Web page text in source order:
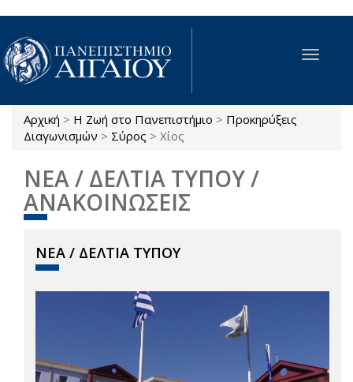
Παράκαμψη προς το κυρίως περιεχόμενο
Toggle
Είστε εδώ
Αρχική > Η Ζωή στο Πανεπιστήμιο > Προκηρύξεις
Διαγωνισμών > Σύρος > Χίος
ΝΕΑ / ΔΕΛΤΙΑ ΤΥΠΟΥ /
ΑΝΑΚΟΙΝΩΣΕΙΣ
ΝΕΑ / ΔΕΛΤΙΑ ΤΥΠΟΥ